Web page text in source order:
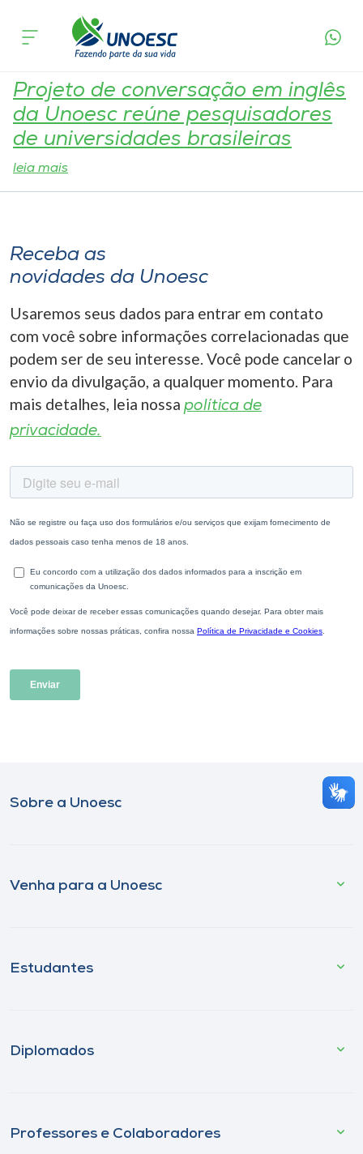
Cursos
Onde estamos
Pesquisa
A
Unoesc
Internacionalização
I.nova
Cultura
CPA
Biblioteca
Editora
Rádio
Store
Selecione
o idioma
A+
Tag: Pesquisadores
Projeto de conversação em inglês
da Unoesc reúne pesquisadores
de universidades brasileiras
leia mais
Receba as
novidades da Unoesc
Usaremos seus dados para entrar em contato
com você sobre informações correlacionadas que
podem ser de seu interesse. Você pode cancelar o
envio da divulgação, a qualquer momento. Para
mais detalhes, leia nossa política de
privacidade.
Sobre a Unoesc
Venha para a Unoesc
Estudantes
Diplomados
Professores e Colaboradores